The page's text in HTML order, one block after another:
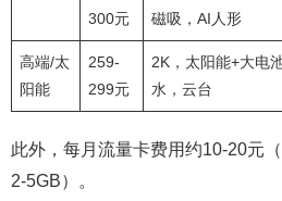
300元
磁吸，AI人形
高端/太
阳能
259-
299元
2K，太阳能+大电
水，云台
此外，每月流量卡费用约10-20元
2-5GB）。